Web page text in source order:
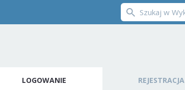
LOGOWANIE REJESTRACJA